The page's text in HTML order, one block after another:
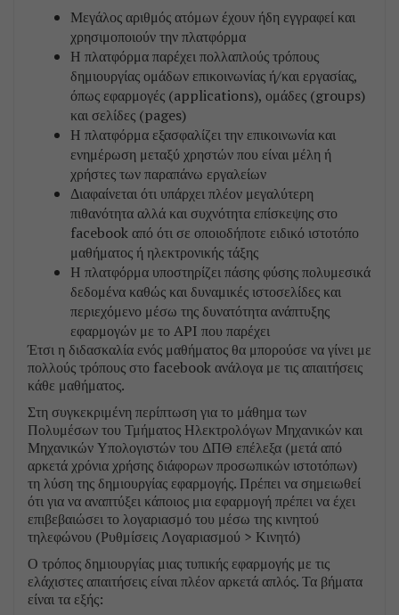
Μεγάλος αριθμός ατόμων έχουν ήδη εγγραφεί και
χρησιμοποιούν την πλατφόρμα
Η πλατφόρμα παρέχει πολλαπλούς τρόπους
δημιουργίας ομάδων επικοινωνίας ή/και εργασίας,
όπως εφαρμογές (applications), ομάδες (groups)
και σελίδες (pages)
Η πλατφόρμα εξασφαλίζει την επικοινωνία και
ενημέρωση μεταξύ χρηστών που είναι μέλη ή
χρήστες των παραπάνω εργαλείων
Διαφαίνεται ότι υπάρχει πλέον μεγαλύτερη
πιθανότητα αλλά και συχνότητα επίσκεψης στο
facebook από ότι σε οποιοδήποτε ειδικό ιστοτόπο
μαθήματος ή ηλεκτρονικής τάξης
Η πλατφόρμα υποστηρίζει πάσης φύσης πολυμεσικά
δεδομένα καθώς και δυναμικές ιστοσελίδες και
περιεχόμενο μέσω της δυνατότητα ανάπτυξης
εφαρμογών με το API που παρέχει
Έτσι η διδασκαλία ενός μαθήματος θα μπορούσε να γίνει με
πολλούς τρόπους στο facebook ανάλογα με τις απαιτήσεις
κάθε μαθήματος.
Στη συγκεκριμένη περίπτωση για το μάθημα των
Πολυμέσων του Τμήματος Ηλεκτρολόγων Μηχανικών και
Μηχανικών Υπολογιστών του ΔΠΘ επέλεξα (μετά από
αρκετά χρόνια χρήσης διάφορων προσωπικών ιστοτόπων)
τη λύση της δημιουργίας εφαρμογής. Πρέπει να σημειωθεί
ότι για να αναπτύξει κάποιος μια εφαρμογή πρέπει να έχει
επιβεβαιώσει το λογαριασμό του μέσω της κινητού
τηλεφώνου (Ρυθμίσεις Λογαριασμού > Κινητό)
Ο τρόπος δημιουργίας μιας τυπικής εφαρμογής με τις
ελάχιστες απαιτήσεις είναι πλέον αρκετά απλός. Τα βήματα
είναι τα εξής: